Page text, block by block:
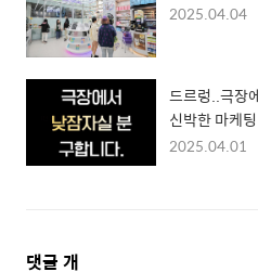
2025.04.04
드르렁..극장
신박한 마케팅
2025.04.01
댓
댓글 개